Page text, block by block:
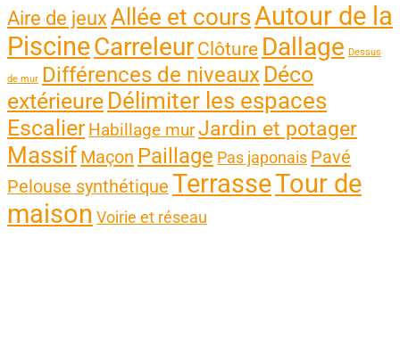
Aire de jeuxAllée et coursAutour de la
PiscineCarreleur Clôture Dallage Dessus
de mur Différences de niveaux Déco
extérieure Délimiter les espaces
Escalier Habillage murJardin et potager
Massif Maçon Paillage Pas japonais Pavé
Pelouse synthétique TerrasseTour de
maison Voirie et réseau